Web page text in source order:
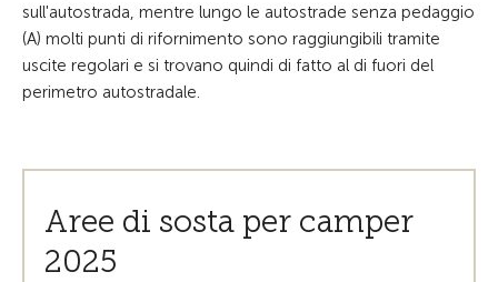
sull'autostrada, mentre lungo le autostrade senza pedaggio
(A) molti punti di rifornimento sono raggiungibili tramite
uscite regolari e si trovano quindi di fatto al di fuori del
perimetro autostradale.
Aree di sosta per camper
2025